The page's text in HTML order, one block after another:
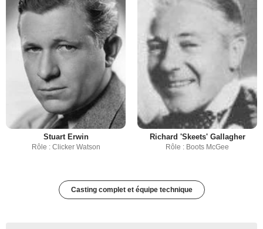
Stuart Erwin
Rôle : Clicker Watson
Richard 'Skeets' Gallagher
Rôle : Boots McGee
Casting complet et équipe technique